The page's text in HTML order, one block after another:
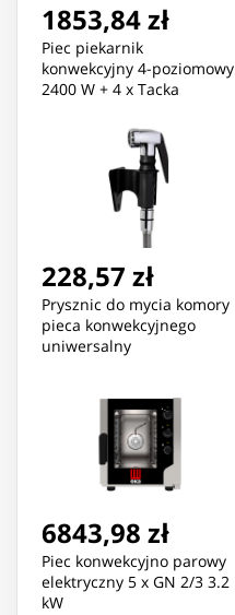
1853,84 zł
Piec piekarnik
konwekcyjny 4-poziomowy
2400 W + 4 x Tacka
228,57 zł
Prysznic do mycia komory
pieca konwekcyjnego
uniwersalny
6843,98 zł
Piec konwekcyjno parowy
elektryczny 5 x GN 2/3 3.2
kW